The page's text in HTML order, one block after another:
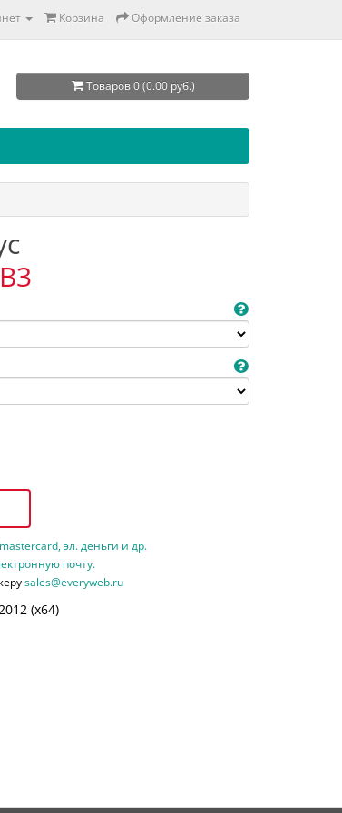
Корзина Оформление заказа
Товаров 0 (0.00 руб.)
эл. деньги и др.
почту.
sales@everyweb.ru
(х64)